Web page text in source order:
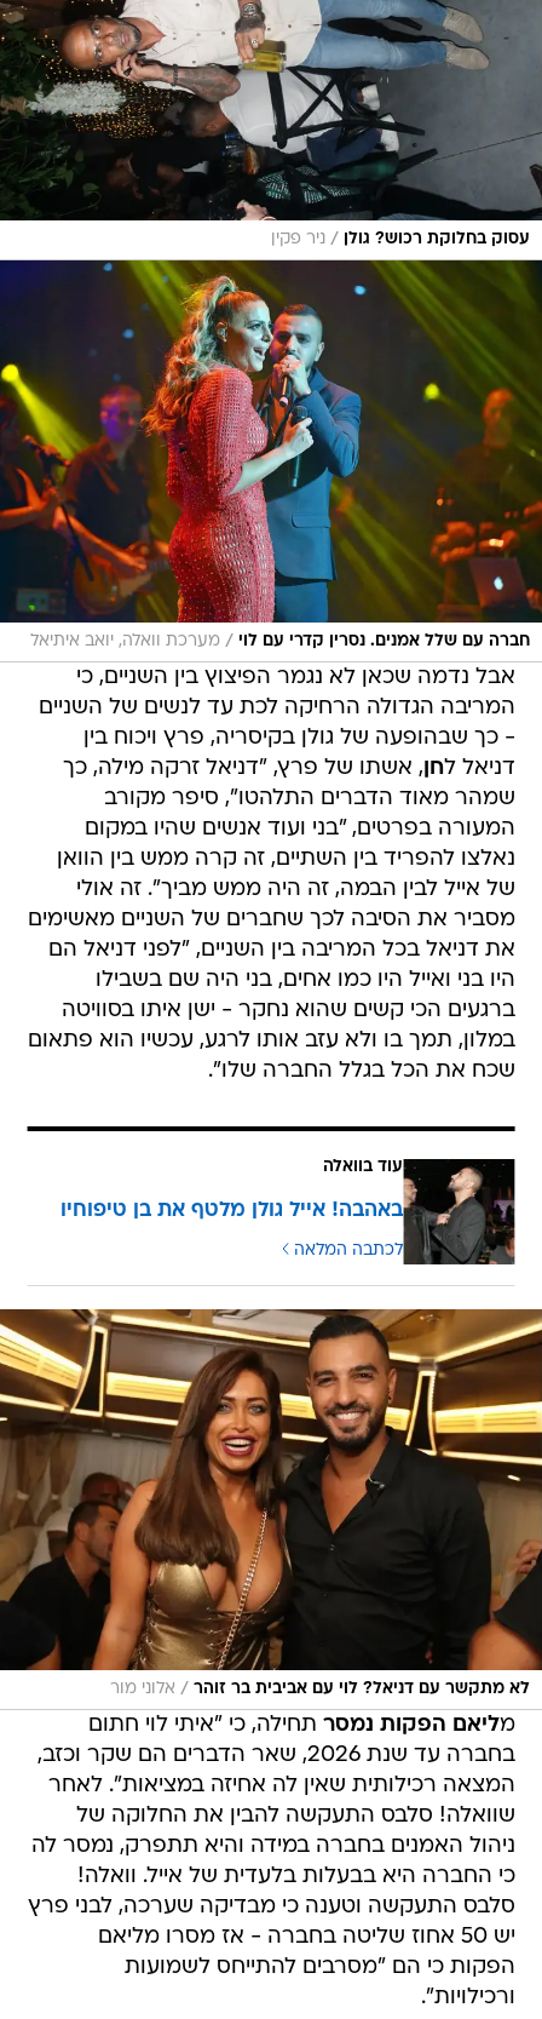
עסוק בחלוקת רכוש? גולן / ניר פקין
חברה עם שלל אמנים. נסרין קדרי עם לוי / מערכת וואלה, יואב איתיאל
אבל נדמה שכאן לא נגמר הפיצוץ בין השניים, כי
המריבה הגדולה הרחיקה לכת עד לנשים של השניים
- כך שבהופעה של גולן בקיסריה, פרץ ויכוח בין
דניאל לחן, אשתו של פרץ, "דניאל זרקה מילה, כך
שמהר מאוד הדברים התלהטו", סיפר מקורב
המעורה בפרטים, "בני ועוד אנשים שהיו במקום
נאלצו להפריד בין השתיים, זה קרה ממש בין הוואן
של אייל לבין הבמה, זה היה ממש מביך". זה אולי
מסביר את הסיבה לכך שחברים של השניים מאשימים
את דניאל בכל המריבה בין השניים, "לפני דניאל הם
היו בני ואייל היו כמו אחים, בני היה שם בשבילו
ברגעים הכי קשים שהוא נחקר - ישן איתו בסוויטה
במלון, תמך בו ולא עזב אותו לרגע, עכשיו הוא פתאום
שכח את הכל בגלל החברה שלו".
עוד בוואלה
באהבה! אייל גולן מלטף את בן טיפוחיו
לכתבה המלאה
לא מתקשר עם דניאל? לוי עם אביבית בר זוהר / אלוני מור
מליאם הפקות נמסר תחילה, כי "איתי לוי חתום
בחברה עד שנת 2026, שאר הדברים הם שקר וכזב,
המצאה רכילותית שאין לה אחיזה במציאות". לאחר
שוואלה! סלבס התעקשה להבין את החלוקה של
ניהול האמנים בחברה במידה והיא תתפרק, נמסר לה
כי החברה היא בבעלות בלעדית של אייל. וואלה!
סלבס התעקשה וטענה כי מבדיקה שערכה, לבני פרץ
יש 50 אחוז שליטה בחברה - אז מסרו מליאם
הפקות כי הם "מסרבים להתייחס לשמועות
ורכילויות".